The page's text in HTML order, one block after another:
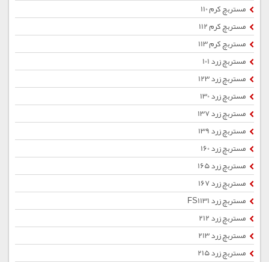
مستربچ کرم 110
مستربچ کرم 112
مستربچ کرم 113
مستربچ زرد 101
مستربچ زرد 123
مستربچ زرد 130
مستربچ زرد 137
مستربچ زرد 139
مستربچ زرد 160
مستربچ زرد 165
مستربچ زرد 167
مستربچ زرد FS1131
مستربچ زرد 212
مستربچ زرد 213
مستربچ زرد 215